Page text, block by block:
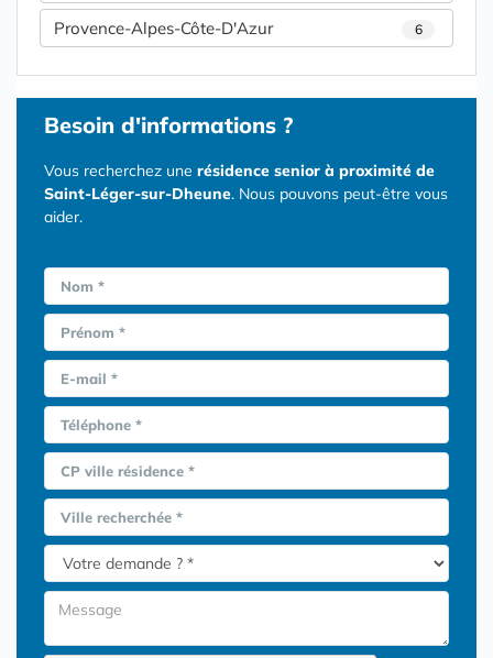
Provence-Alpes-Côte-D'Azur 6
Besoin d'informations ?
Vous recherchez une résidence senior à proximité de
Saint-Léger-sur-Dheune. Nous pouvons peut-être vous
aider.
Nom *
Prénom *
E-mail *
Téléphone *
CP ville résidence *
Ville recherchée *